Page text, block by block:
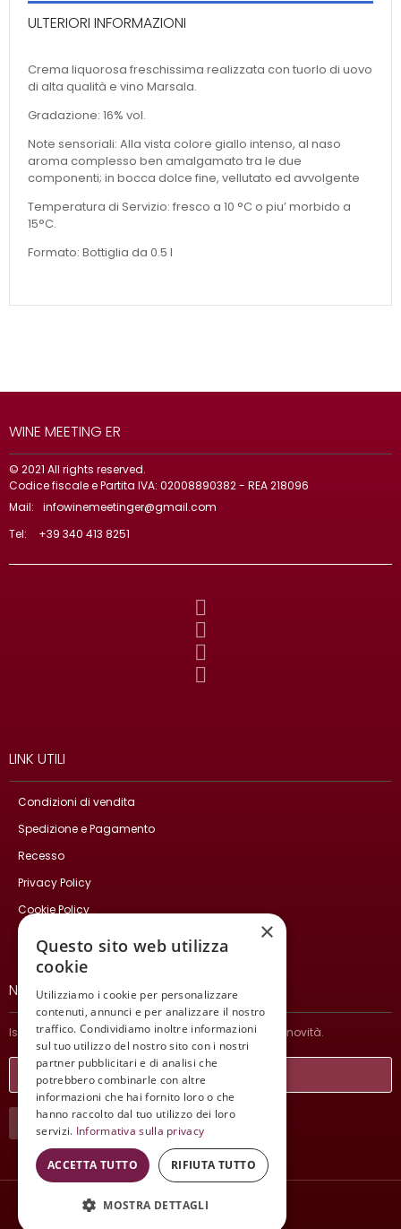
ULTERIORI INFORMAZIONI
Crema liquorosa freschissima realizzata con tuorlo di uovo
di alta qualità e vino Marsala.
Gradazione: 16% vol.
Note sensoriali: Alla vista colore giallo intenso, al naso
aroma complesso ben amalgamato tra le due
componenti; in bocca dolce fine, vellutato ed avvolgente
Temperatura di Servizio: fresco a 10 °C o piu’ morbido a
15°C.
Formato: Bottiglia da 0.5 l
WINE MEETING ER
© 2021 All rights reserved.
Codice fiscale e Partita IVA: 02008890382 - REA 218096
Mail:
infowinemeetinger@gmail.com
Tel:
+39 340 413 8251
LINK UTILI
Condizioni di vendita
Spedizione e Pagamento
Recesso
Privacy Policy
Cookie Policy
NEWSLETTER
Iscriviti per ricevere informazioni sulle nostre ultime novità.
ISCRIVITI
Wine Meeting ER
×
Questo sito web utilizza
cookie
Utilizziamo i cookie per personalizzare
contenuti, annunci e per analizzare il nostro
traffico. Condividiamo inoltre informazioni
sul tuo utilizzo del nostro sito con i nostri
partner pubblicitari e di analisi che
potrebbero combinarle con altre
informazioni che hai fornito loro o che
hanno raccolto dal tuo utilizzo dei loro
servizi. Informativa sulla privacy
ACCETTA TUTTO RIFIUTA TUTTO
MOSTRA DETTAGLI